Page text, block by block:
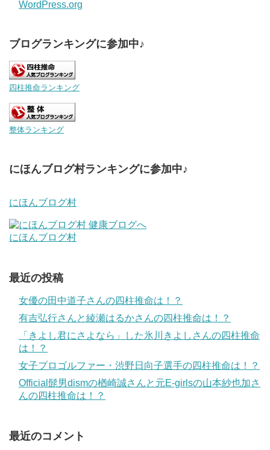
WordPress.org
ブログランキングに参加中♪
四柱推命ランキング
整体ランキング
にほんブログ村ランキングに参加中♪
にほんブログ村
にほんブログ村
最近の投稿
女優の田中道子さんの四柱推命は！？
有吉弘行さんと綾瀬はるかさんの四柱推命は！？
「きよし君にさよなら」した氷川きよしさんの四柱推命
は！？
女子プロゴルファー・渋野日向子選手の四柱推命は！？
Official髭男dismの楢崎誠さんと元E-girlsの山本紗也加さ
んの四柱推命は！？
最近のコメント